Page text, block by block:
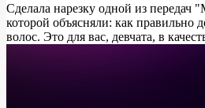
Сделала нарезку одной из
которой объясняли: как правильно
волос. Это для вас, девчата, в